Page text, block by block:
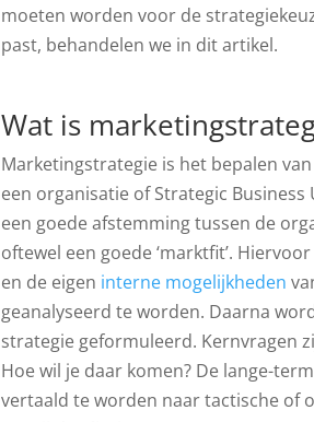
moeten worden voor de
past, behandelen we in dit artikel.
Wat is
Marketingstrategie is het bepalen
een organisatie of Strategic Business
een goede afstemming tussen de
oftewel een goede ‘marktfit’.
en de eigen interne mogelijkheden
geanalyseerd te worden. Daarna
strategie geformuleerd. Kernvragen
Hoe wil je daar komen? De lange-
vertaald te worden naar tactische of